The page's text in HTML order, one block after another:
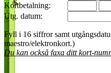
Kortbetalning:
Utg. datum:
Fyll i 16 siffror samt
maestro/elektronkort.)
Du kan också faxa ditt kort-